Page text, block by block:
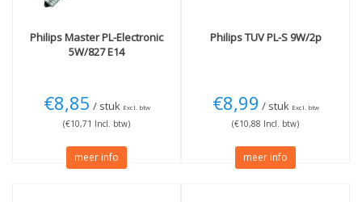
PhilipsMaster PL-Electronic
5W/827 E14
€8,85 / stuk Excl. btw
(€10,71 Incl. btw)
meer info
PhilipsTUV PL-S 9W/2p
€8,99 / stuk Excl. btw
(€10,88 Incl. btw)
meer info